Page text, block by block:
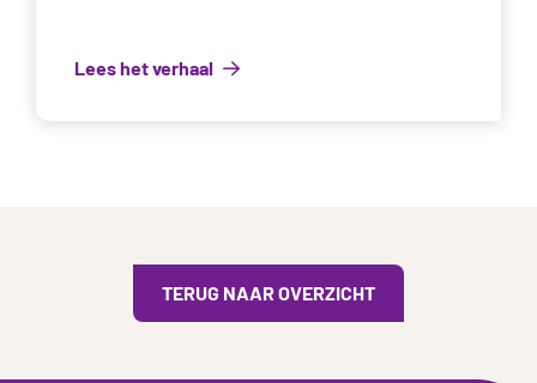
Lees het verhaal
TERUG NAAR OVERZICHT